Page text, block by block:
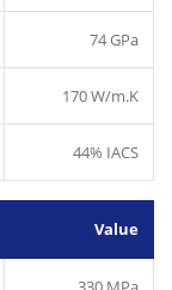
74 GPa
170 W/m.K
44% IACS
Value